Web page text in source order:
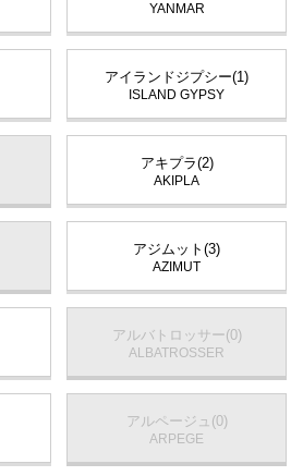
YANMAR
アイランドジプシー(1)
ISLAND GYPSY
アキプラ(2)
AKIPLA
アジムット(3)
AZIMUT
アルバトロッサー(0)
ALBATROSSER
アルページュ(0)
ARPEGE